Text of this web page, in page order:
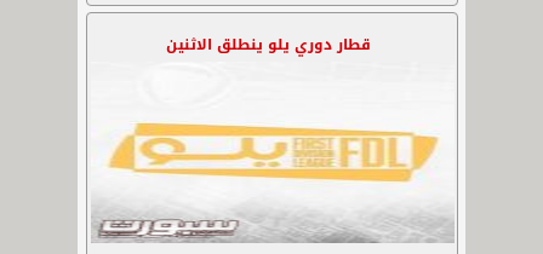
قطار دوري يلو ينطلق الاثنين